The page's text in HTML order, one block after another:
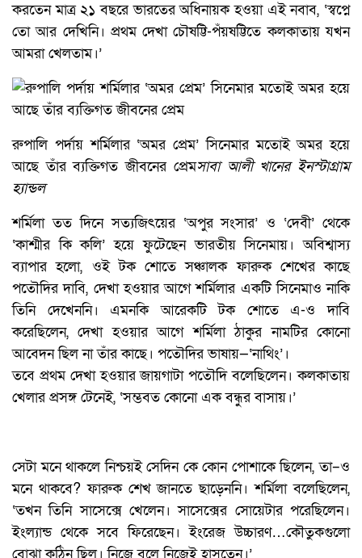
করতেন মাত্র ২১ বছরে ভারতের অধিনায়ক হওয়া এই নবাব, ‘স্বপ্নে
তো আর দেখিনি। প্রথম দেখা চৌষট্টি-পঁয়ষট্টিতে কলকাতায় যখন
আমরা খেলতাম।’
রুপালি পর্দায় শর্মিলার ‘অমর প্রেম’ সিনেমার মতোই অমর হয়ে
আছে তাঁর ব্যক্তিগত জীবনের প্রেমসাবা আলী খানের ইনস্টাগ্রাম
হ্যান্ডল
শর্মিলা তত দিনে সত্যজিৎয়ের ‘অপুর সংসার’ ও ‘দেবী’ থেকে
‘কাশ্মীর কি কলি’ হয়ে ফুটেছেন ভারতীয় সিনেমায়। অবিশ্বাস্য
ব্যাপার হলো, ওই টক শোতে সঞ্চালক ফারুক শেখের কাছে
পতৌদির দাবি, দেখা হওয়ার আগে শর্মিলার একটি সিনেমাও নাকি
তিনি দেখেননি। এমনকি আরেকটি টক শোতে এ-ও দাবি
করেছিলেন, দেখা হওয়ার আগে শর্মিলা ঠাকুর নামটির কোনো
আবেদন ছিল না তাঁর কাছে। পতৌদির ভাষায়—‘নাথিং’।
তবে প্রথম দেখা হওয়ার জায়গাটা পতৌদি বলেছিলেন। কলকাতায়
খেলার প্রসঙ্গ টেনেই, ‘সম্ভবত কোনো এক বন্ধুর বাসায়।’
সেটা মনে থাকলে নিশ্চয়ই সেদিন কে কোন পোশাকে ছিলেন, তা–ও
মনে থাকবে? ফারুক শেখ জানতে ছাড়েননি। শর্মিলা বলেছিলেন,
‘তখন তিনি সাসেক্সে খেলেন। সাসেক্সের সোয়েটার পরেছিলেন।
ইংল্যান্ড থেকে সবে ফিরেছেন। ইংরেজ উচ্চারণ…কৌতুকগুলো